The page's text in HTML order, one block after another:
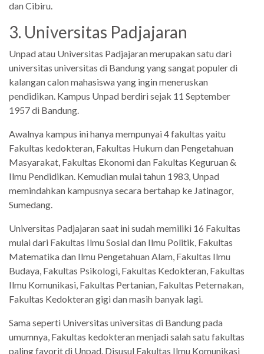
dan Cibiru.
3. Universitas Padjajaran
Unpad atau Universitas Padjajaran merupakan satu dari
universitas universitas di Bandung yang sangat populer di
kalangan calon mahasiswa yang ingin meneruskan
pendidikan. Kampus Unpad berdiri sejak 11 September
1957 di Bandung.
Awalnya kampus ini hanya mempunyai 4 fakultas yaitu
Fakultas kedokteran, Fakultas Hukum dan Pengetahuan
Masyarakat, Fakultas Ekonomi dan Fakultas Keguruan &
Ilmu Pendidikan. Kemudian mulai tahun 1983, Unpad
memindahkan kampusnya secara bertahap ke Jatinagor,
Sumedang.
Universitas Padjajaran saat ini sudah memiliki 16 Fakultas
mulai dari Fakultas Ilmu Sosial dan Ilmu Politik, Fakultas
Matematika dan Ilmu Pengetahuan Alam, Fakultas Ilmu
Budaya, Fakultas Psikologi, Fakultas Kedokteran, Fakultas
Ilmu Komunikasi, Fakultas Pertanian, Fakultas Peternakan,
Fakultas Kedokteran gigi dan masih banyak lagi.
Sama seperti Universitas universitas di Bandung pada
umumnya, Fakultas kedokteran menjadi salah satu fakultas
paling favorit di Unpad. Disusul Fakultas Ilmu Komunikasi